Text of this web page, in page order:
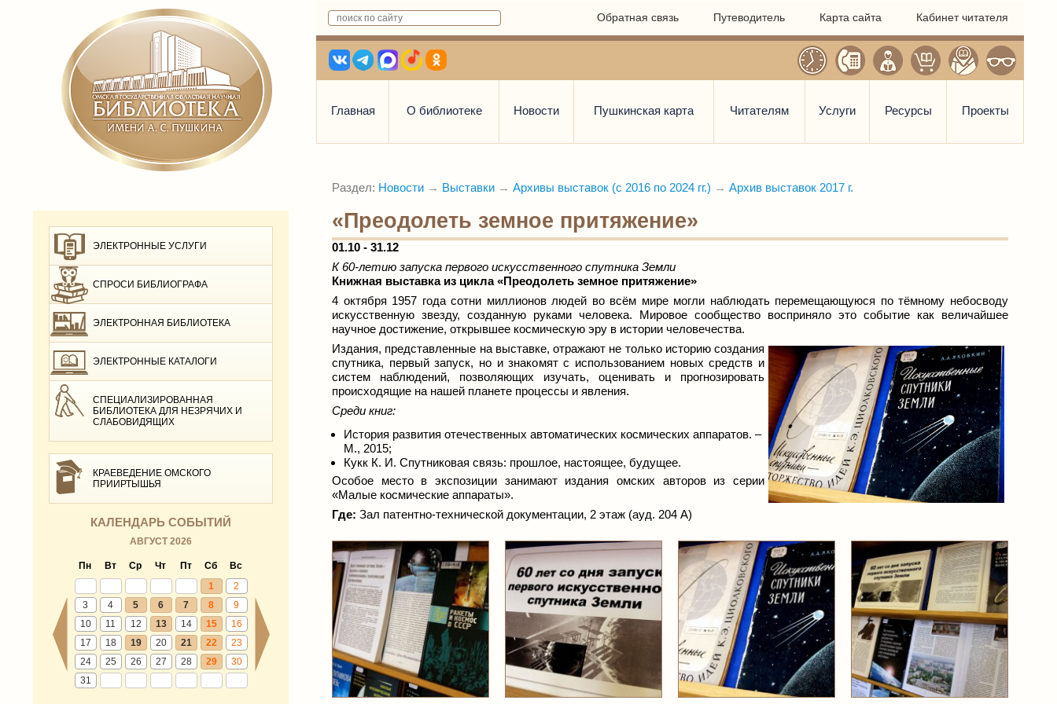
Обратная связь Путеводитель Карта сайта Кабинет читателя
Главная О библиотеке Новости Пушкинская карта Читателям Услуги Ресурсы Проекты
ЭЛЕКТРОННЫЕ УСЛУГИ
СПРОСИ БИБЛИОГРАФА
ЭЛЕКТРОННАЯ БИБЛИОТЕКА
ЭЛЕКТРОННЫЕ КАТАЛОГИ
СПЕЦИАЛИЗИРОВАННАЯ
БИБЛИОТЕКА ДЛЯ НЕЗРЯЧИХ И
СЛАБОВИДЯЩИХ
КРАЕВЕДЕНИЕ ОМСКОГО
ПРИИРТЫШЬЯ
КАЛЕНДАРЬ СОБЫТИЙ
АВГУСТ 2026
Пн Вт Ср Чт Пт Сб
Вс
1
2
3
4 5 6 7 8
9
10
11 12 13 14 15
16
17
18 19 20 21 22
23
24
25 26 27 28 29
30
31
Раздел: Новости → Выставки → Архивы выставок (с 2016 по 2024 гг.) → Архив выставок 2017 г.
«Преодолеть земное притяжение»
01.10 - 31.12
К 60-летию запуска первого искусственного спутника Земли
Книжная выставка из цикла «Преодолеть земное притяжение»
4 октября 1957 года сотни миллионов людей во всём мире могли наблюдать перемещающуюся по тёмному небосводу
искусственную звезду, созданную руками человека. Мировое сообщество восприняло это событие как величайшее
научное достижение, открывшее космическую эру в истории человечества.
Издания, представленные на выставке, отражают не только историю создания
спутника, первый запуск, но и знакомят с использованием новых средств и
систем наблюдений, позволяющих изучать, оценивать и прогнозировать
происходящие на нашей планете процессы и явления.
Среди книг:
История развития отечественных автоматических космических аппаратов. –
М., 2015;
Кукк К. И. Спутниковая связь: прошлое, настоящее, будущее.
Особое место в экспозиции занимают издания омских авторов из серии
«Малые космические аппараты».
Где: Зал патентно-технической документации, 2 этаж (ауд. 204 А)